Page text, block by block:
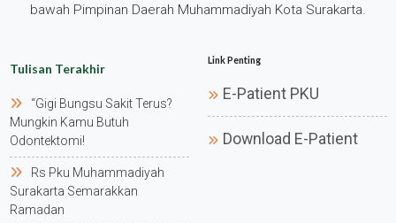
bawah Pimpinan Daerah Muhammadiyah Kota Surakarta.
Tulisan Terakhir
“gigi Bungsu Sakit Terus?
Mungkin Kamu Butuh
Odontektomi!
Rs Pku Muhammadiyah
Surakarta Semarakkan
Ramadan
Link Penting
E-Patient PKU
Download E-Patient